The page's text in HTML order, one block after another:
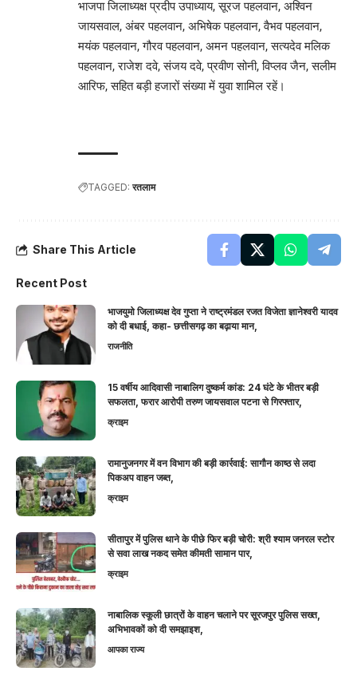
भाजपा जिलाध्यक्ष प्रदीप उपाध्याय, सूरज पहलवान, अश्विन
जायसवाल, अंबर पहलवान, अभिषेक पहलवान, वैभव पहलवान,
मयंक पहलवान, गौरव पहलवान, अमन पहलवान, सत्यदेव मलिक
पहलवान, राजेश दवे, संजय दवे, प्रवीण सोनी, विप्लव जैन, सलीम
आरिफ, सहित बड़ी हजारों संख्या में युवा शामिल रहें।
TAGGED: रतलाम
Share This Article
Recent Post
भाजयुमो जिलाध्यक्ष देव गुप्ता ने राष्ट्रमंडल रजत विजेता ज्ञानेश्वरी यादव
को दी बधाई, कहा- छत्तीसगढ़ का बढ़ाया मान,
राजनीति
15 वर्षीय आदिवासी नाबालिग दुष्कर्म कांड: 24 घंटे के भीतर बड़ी
सफलता, फरार आरोपी तरुण जायसवाल पटना से गिरफ्तार,
क्राइम
रामानुजनगर में वन विभाग की बड़ी कार्रवाई: सागौन काष्ठ से लदा
पिकअप वाहन जब्त,
क्राइम
सीतापुर में पुलिस थाने के पीछे फिर बड़ी चोरी: श्री श्याम जनरल स्टोर
से सवा लाख नकद समेत कीमती सामान पार,
क्राइम
नाबालिक स्कूली छात्रों के वाहन चलाने पर सूरजपुर पुलिस सख्त,
अभिभावकों को दी समझाइश,
आपका राज्य